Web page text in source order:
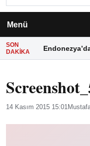
Menü
SON
DAKIKA
14 Kasım 2015 15:01